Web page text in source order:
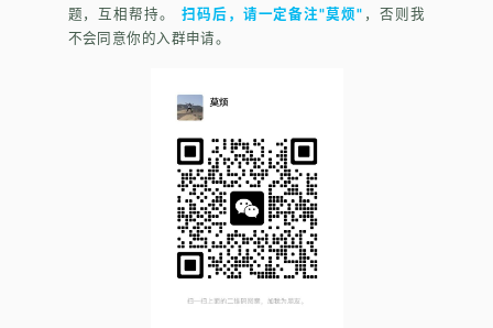
题，互相帮持。 扫码后，请一定备注"莫烦" ，否则我
不会同意你的入群申请。